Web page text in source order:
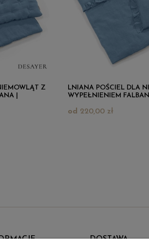
Z
|
LNIANA POŚCIEL DLA
WYPEŁNIENIEM
220,00 zł
DOSTAWA